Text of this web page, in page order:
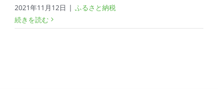
2021年11月12日 | ふるさと納税
続きを読む